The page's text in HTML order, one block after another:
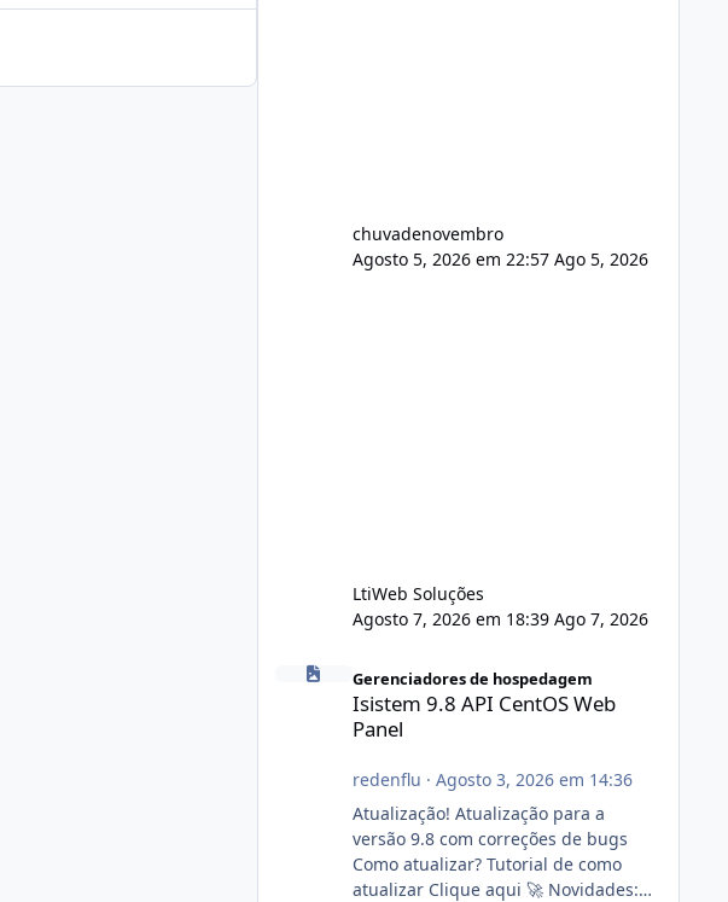
chuvadenovembro
Agosto 5, 2026 em 22:57 Ago 5, 2026
LtiWeb Soluções
Agosto 7, 2026 em 18:39 Ago 7, 2026
Isistem 9.8 API CentOS Web Panel
Gerenciadores de hospedagem
Isistem 9.8 API CentOS Web
Panel
redenflu · Agosto 3, 2026 em 14:36
Atualização! Atualização para a
versão 9.8 com correções de bugs
Como atualizar? Tutorial de como
atualizar Clique aqui 🚀 Novidades: